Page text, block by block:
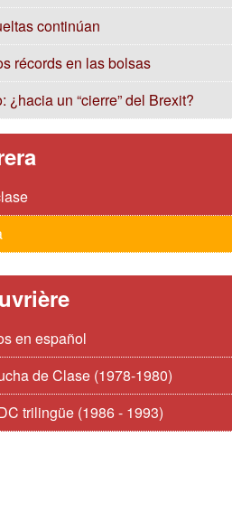
continúan
récords en las bolsas
¿hacia un “cierre” del Brexit?
en español
de Clase (1978-1980)
trilingüe (1986 - 1993)